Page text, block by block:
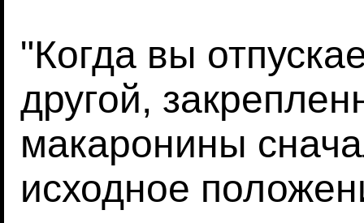
"Когда вы
другой,
макаронины
исходное